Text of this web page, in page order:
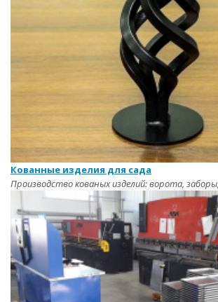
Кованные изделия для сада
Производство кованых изделий: ворота,